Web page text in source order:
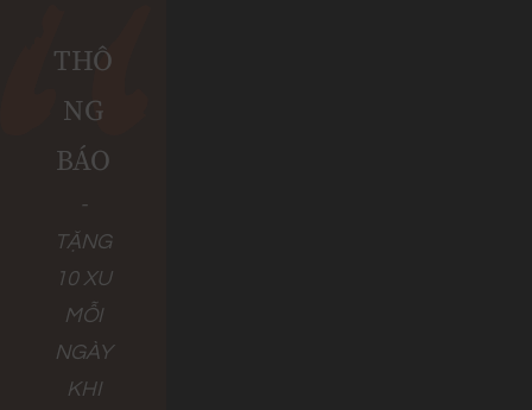
THÔ
NG
BÁO
-
TẶNG
10 XU
MỖI
NGÀY
KHI